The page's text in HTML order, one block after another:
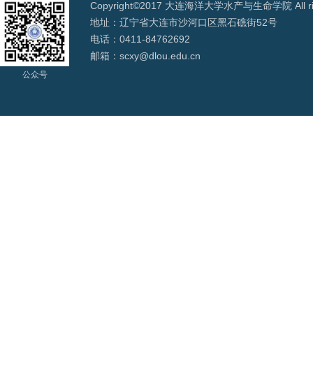
公众号
Copyright©2017 大连海洋大学水产与生命学院 All
地址：辽宁省大连市沙河口区黑石礁街52号
电话：0411-84762692
邮箱：scxy@dlou.edu.cn